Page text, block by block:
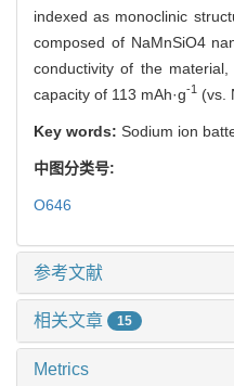
indexed as monoclinic
composed of NaMnSiO4
conductivity of the
capacity of 113 mAh·g-1 (vs.
Key words: Sodium ion
中图分类号:
O646
参考文献
相关文章 15
Metrics